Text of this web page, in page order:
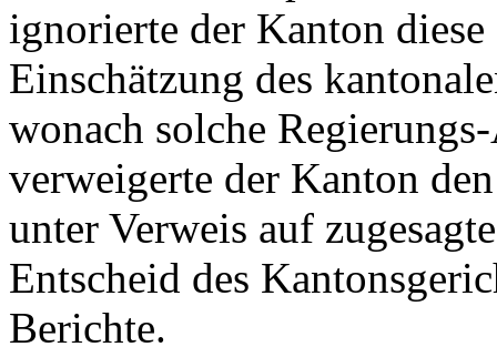
ignorierte der Kanton
Einschätzung des
wonach solche
verweigerte der Kanton
unter Verweis auf
Entscheid des
Berichte.